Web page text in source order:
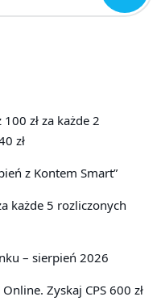
zł za każde 2
zł
z Kontem Smart”
każde 5 rozliczonych
– sierpień 2026
Zyskaj CPS 600 zł